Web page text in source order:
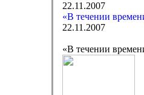
22.11.2007
«В течении
22.11.2007
«В течении